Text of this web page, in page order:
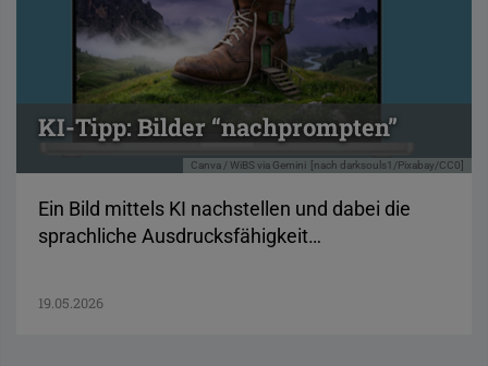
Canva / WiBS via Gemini [nach darksouls1/Pixabay/CC0]
KI-Tipp: Bilder “nachprompten”
Ein Bild mittels KI nachstellen und dabei die
sprachliche Ausdrucksfähigkeit…
19.05.2026